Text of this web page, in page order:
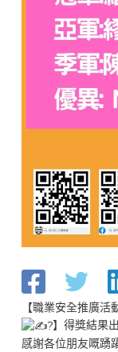
【職業安全推廣活
】得獎結果
感謝各位朋友嘅踴